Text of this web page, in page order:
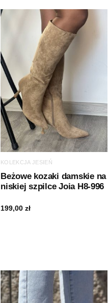
KOLEKCJA JESIEŃ
Beżowe kozaki damskie na
niskiej szpilce Joia H8-996
199,00zł